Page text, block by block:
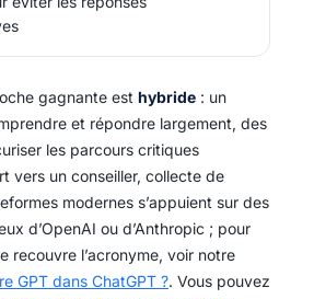
gagnante est hybride : un
et répondre largement, des
les parcours critiques
vers un conseiller, collecte de
modernes s’appuient sur des
d’OpenAI ou d’Anthropic ; pour
recouvre l’acronyme, voir notre
GPT dans ChatGPT ?. Vous pouvez